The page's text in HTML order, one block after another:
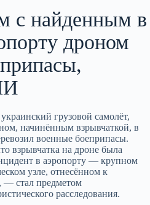
с найденным в
дроном
грузовой самолёт,
начинённым взрывчаткой, в
военные боеприпасы.
взрывчатка на дроне была
в аэропорту — крупном
узле, отнесённом к
— стал предметом
расследования.